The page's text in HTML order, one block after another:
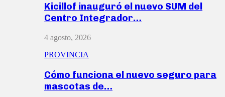
Kicillof inauguró el nuevo SUM del
Centro Integrador…
4 agosto, 2026
PROVINCIA
Cómo funciona el nuevo seguro para
mascotas de…